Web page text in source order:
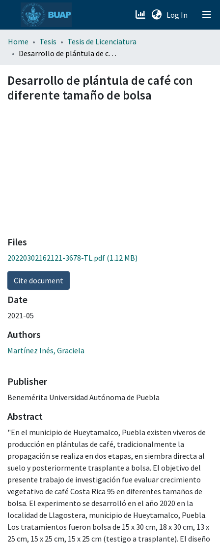
Log In (current)
menu.section.about_menu
Home Tesis
Tesis de Licenciatura
Desarrollo de plántula de café con diferente tamaño de bolsa
Desarrollo de plántula de café con
diferente tamaño de bolsa
Files
20220302162121-3678-TL.pdf (1.12 MB)
Cite document
Date
2021-05
Authors
Martínez Inés, Graciela
Publisher
Benemérita Universidad Autónoma de Puebla
Abstract
"En el municipio de Hueytamalco, Puebla existen viveros de
producción en plántulas de café, tradicionalmente la
propagación se realiza en dos etapas, en siembra directa al
suelo y posteriormente trasplante a bolsa. El objetivo del
presente trabajo de investigación fue evaluar crecimiento
vegetativo de café Costa Rica 95 en diferentes tamaños de
bolsa. El experimento se desarrolló en el año 2020 en la
localidad de Llagostera, municipio de Hueytamalco, Puebla.
Los tratamientos fueron bolsa de 15 x 30 cm, 18 x 30 cm, 13 x
25 cm, 15 x 25 cm, 15 x 25 cm (testigo a trasplante). El diseño